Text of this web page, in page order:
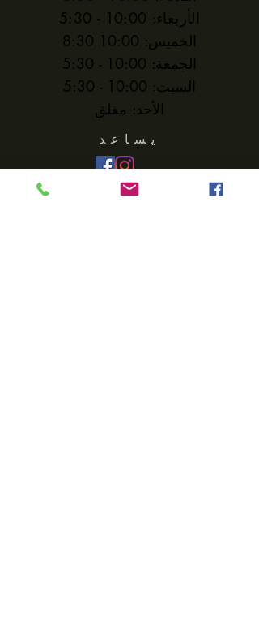
الأربعاء: 10:00 - 5:30
الخميس: 10:00 8:30
الجمعة: 10:00 - 5:30
السبت: 10:00 - 5:30
الأحد: مغلق
يساعد